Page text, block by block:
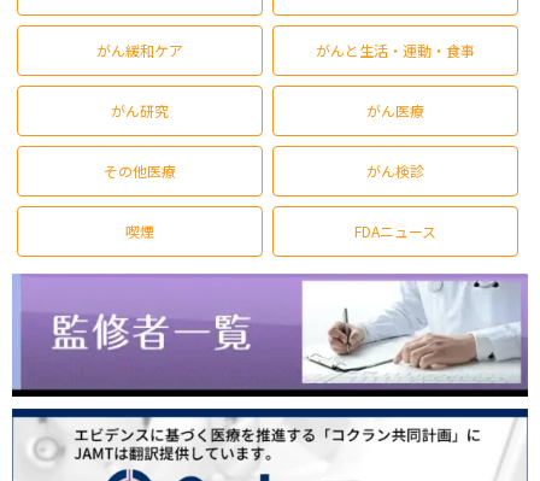
がん緩和ケア がんと生活・運動・食事
がん研究 がん医療
その他医療 がん検診
喫煙 FDAニュース